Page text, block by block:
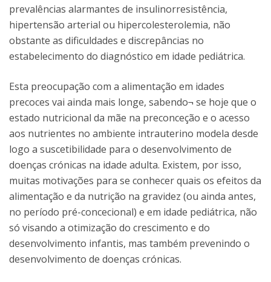
prevalências alarmantes de insulinorresistência,
hipertensão arterial ou hipercolesterolemia, não
obstante as dificuldades e discrepâncias no
estabelecimento do diagnóstico em idade pediátrica.
Esta preocupação com a alimentação em idades
precoces vai ainda mais longe, sabendo¬ se hoje que o
estado nutricional da mãe na preconceção e o acesso
aos nutrientes no ambiente intrauterino modela desde
logo a suscetibilidade para o desenvolvimento de
doenças crónicas na idade adulta. Existem, por isso,
muitas motivações para se conhecer quais os efeitos da
alimentação e da nutrição na gravidez (ou ainda antes,
no período pré-concecional) e em idade pediátrica, não
só visando a otimização do crescimento e do
desenvolvimento infantis, mas também prevenindo o
desenvolvimento de doenças crónicas.